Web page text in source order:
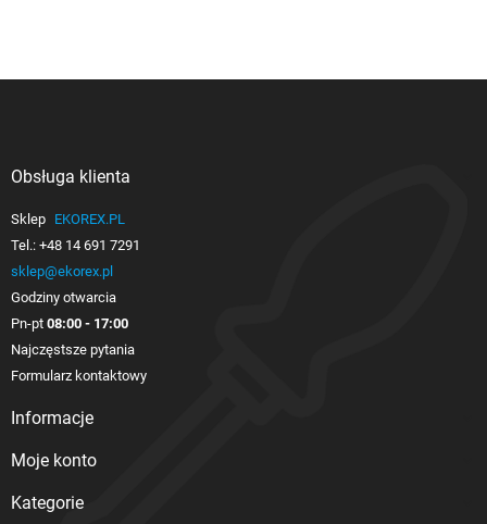
Obsługa klienta
Sklep EKOREX.PL
Tel.: +48 14 691 7291
sklep@ekorex.pl
Godziny otwarcia
Pn-pt 08:00 - 17:00
Najczęstsze pytania
Formularz kontaktowy
Informacje
Moje konto
Kategorie